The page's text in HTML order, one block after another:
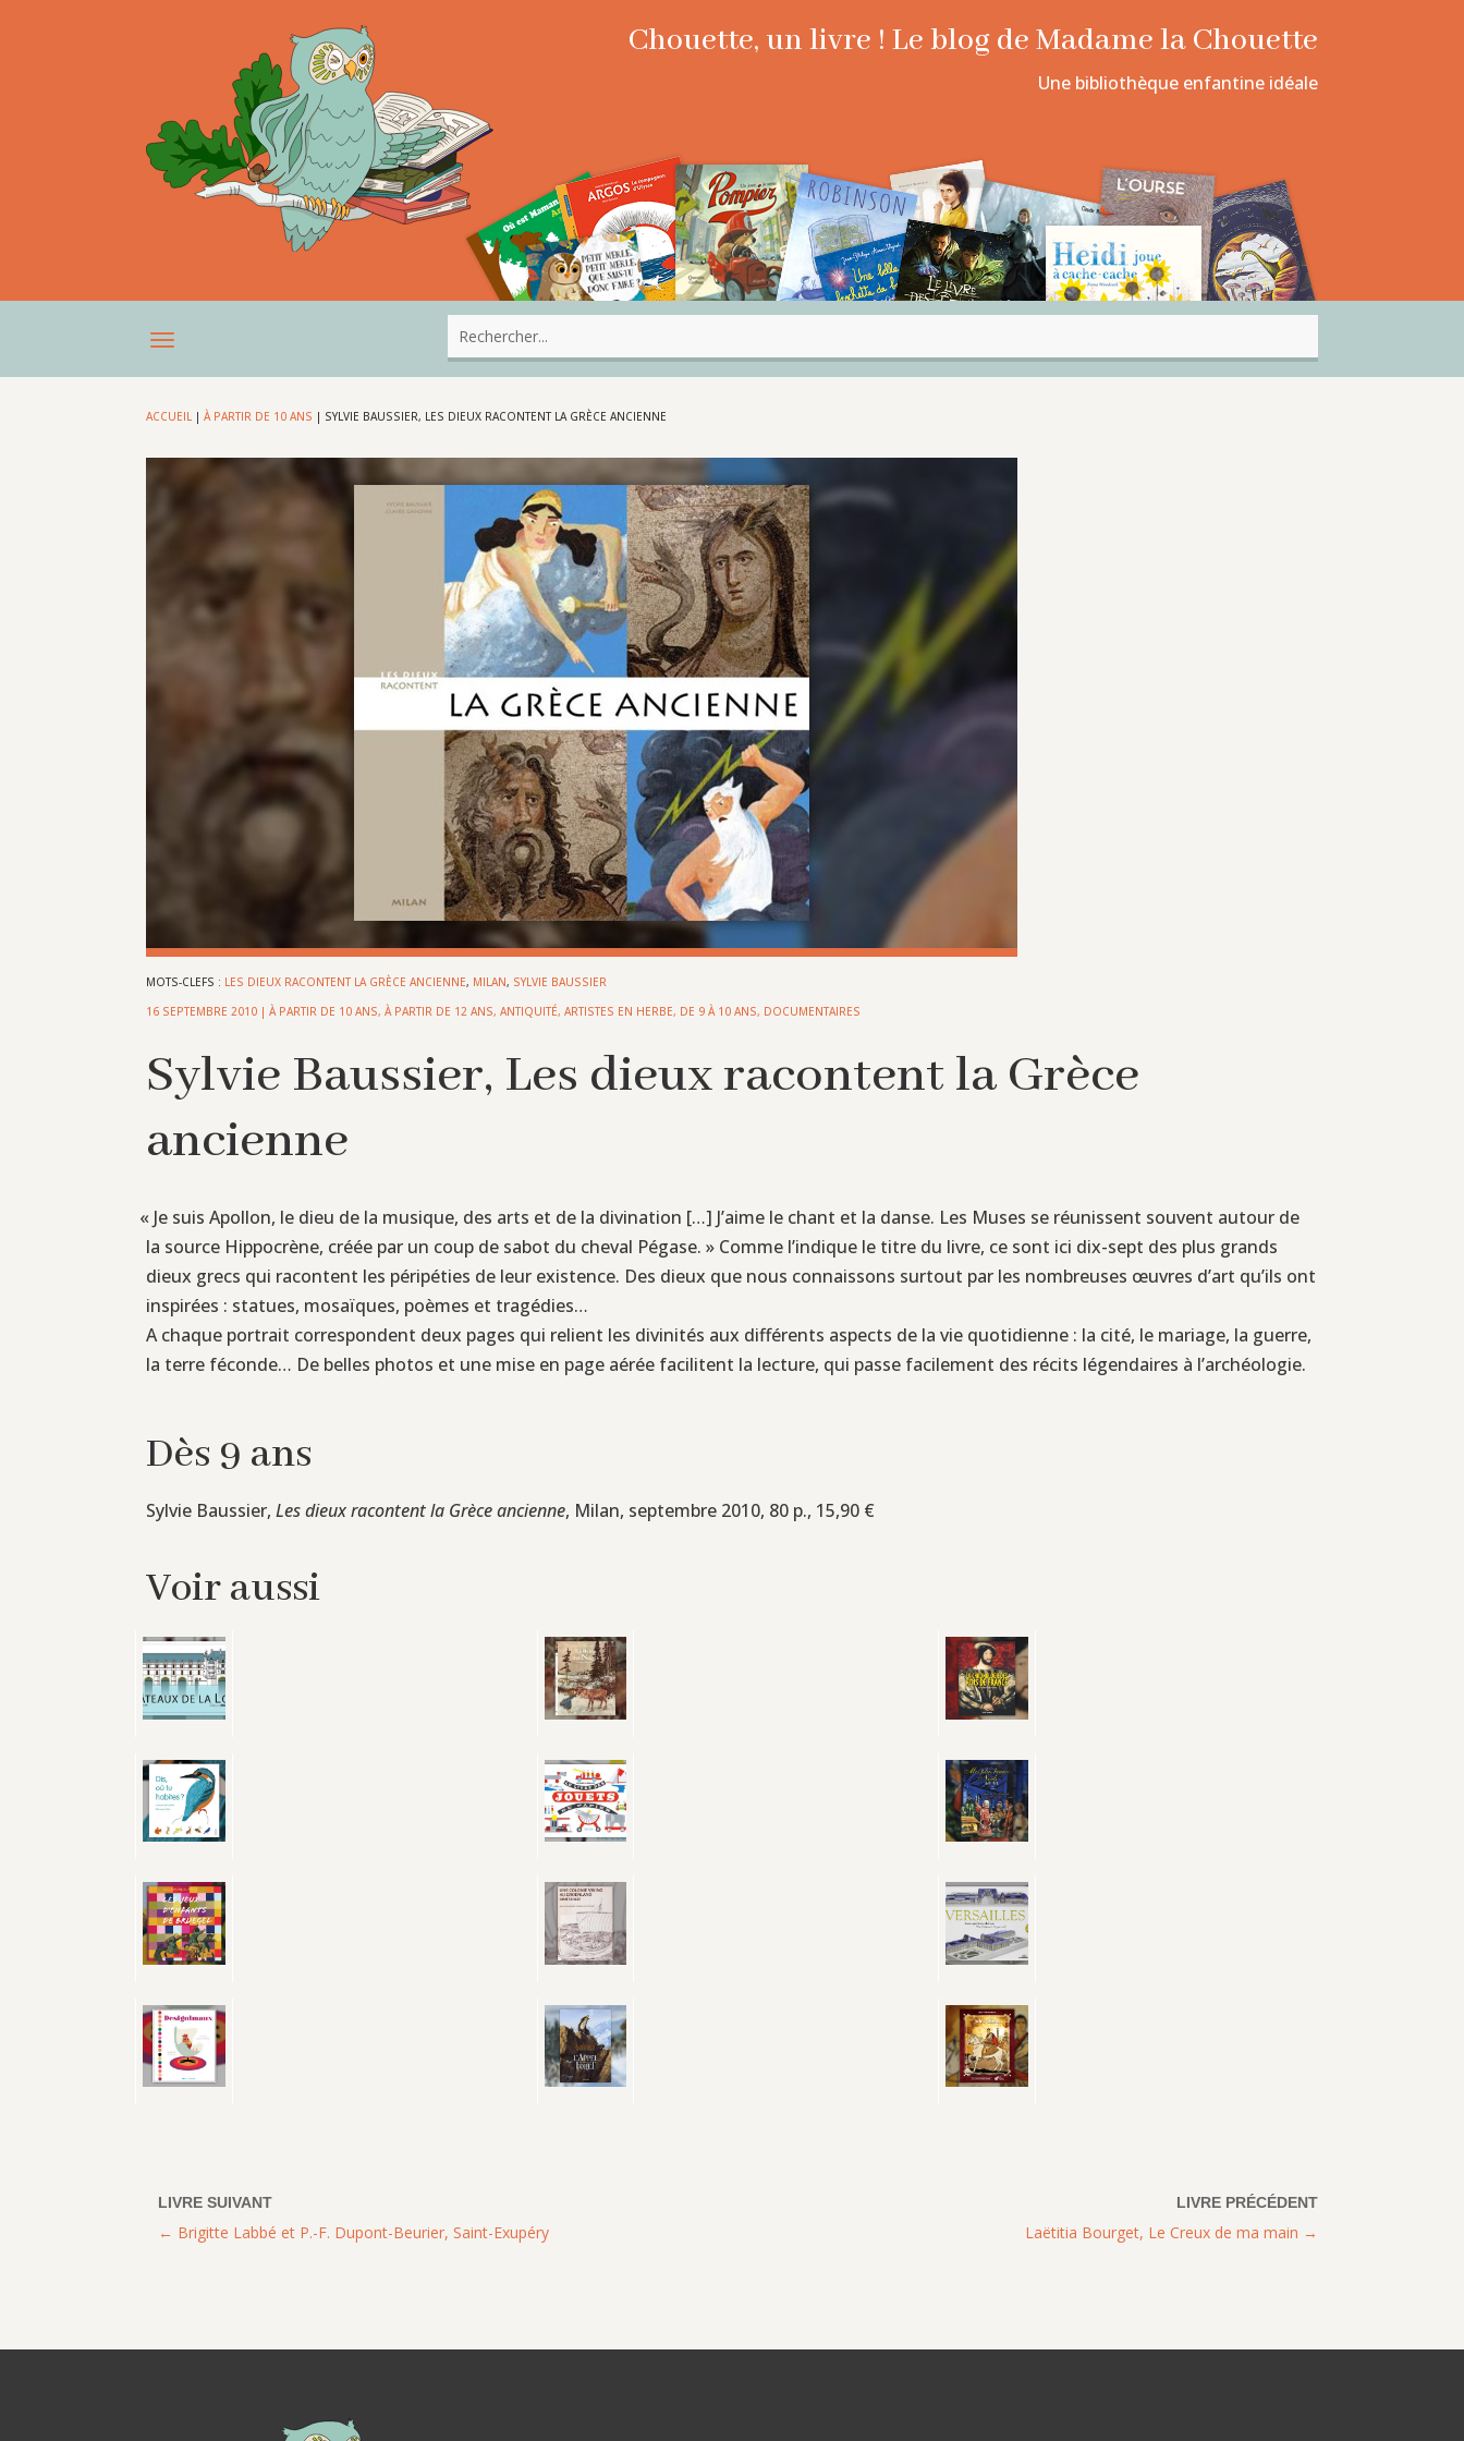
Chouette, un livre ! Le blog de Madame la Chouette
Une bibliothèque enfantine idéale
ACCUEIL |À PARTIR DE 10 ANS | SYLVIE BAUSSIER, LES DIEUX RACONTENT LA GRÈCE ANCIENNE
MOTS-CLEFS : LES DIEUX RACONTENT LA GRÈCE ANCIENNE, MILAN, SYLVIE BAUSSIER
16 SEPTEMBRE 2010 |À PARTIR DE 10 ANS,À PARTIR DE 12 ANS,ANTIQUITÉ,ARTISTES EN HERBE, DE 9 À 10 ANS, DOCUMENTAIRES
Sylvie Baussier, Les dieux racontent la Grèce
ancienne
« Je suis Apollon, le dieu de la musique, des arts et de la divination […] J’aime le chant et la danse. Les Muses se réunissent souvent autour de
la source Hippocrène, créée par un coup de sabot du cheval Pégase. » Comme l’indique le titre du livre, ce sont ici dix-sept des plus grands
dieux grecs qui racontent les péripéties de leur existence. Des dieux que nous connaissons surtout par les nombreuses œuvres d’art qu’ils ont
inspirées : statues, mosaïques, poèmes et tragédies…
A chaque portrait correspondent deux pages qui relient les divinités aux différents aspects de la vie quotidienne : la cité, le mariage, la guerre,
la terre féconde… De belles photos et une mise en page aérée facilitent la lecture, qui passe facilement des récits légendaires à l’archéologie.
Dès 9 ans
Sylvie Baussier,Les dieux racontent la Grèce ancienne, Milan, septembre 2010, 80 p., 15,90 €
Voir aussi
Laëtitia Bourget, Le Creux de ma main
Brigitte Labbé et P.-F. Dupont-Beurier, Saint-Exupéry